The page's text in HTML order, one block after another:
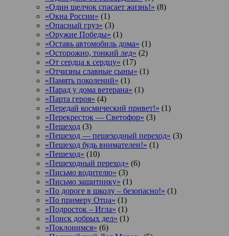
«Один щелчок спасает жизнь!» (8)
«Окна России» (1)
«Опасный груз» (3)
«Оружие Победы» (1)
«Оставь автомобиль дома» (1)
«Осторожно, тонкий лед» (2)
«От сердца к сердцу» (17)
«Отчизны славные сыны» (1)
«Память поколений» (1)
«Парад у дома ветерана» (1)
«Парта героя» (4)
«Передай космический привет!» (1)
«Перекресток — Светофор» (3)
«Пешеход (3)
«Пешеход — пешеходный переход» (3)
«Пешеход будь внимателен!» (1)
«Пешеход» (10)
«Пешеходный переход» (6)
«Письмо водителю» (3)
«Письмо защитнику» (1)
«По дороге в школу – безопасно!» (1)
«По примеру Отца» (1)
«Подросток ‒ Игла» (1)
«Поиск добрых дел» (1)
«Поклонимся» (6)